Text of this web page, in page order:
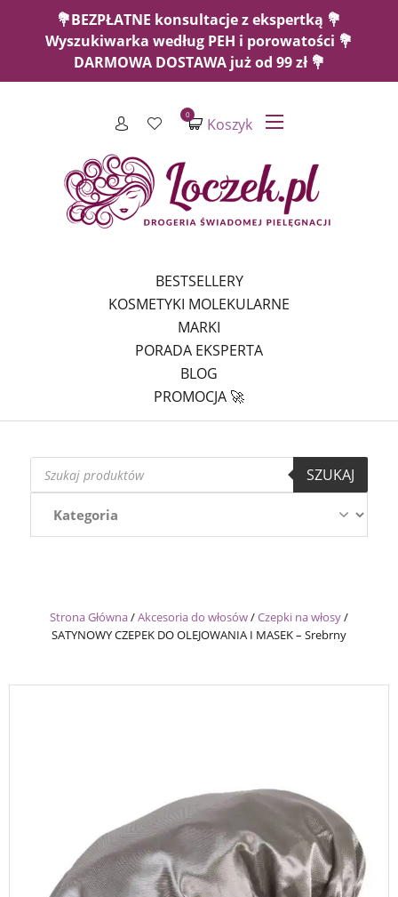
💐BEZPŁATNE konsultacje z ekspertką 💐
Wyszukiwarka według PEH i porowatości 💐
DARMOWA DOSTAWA już od 99 zł 💐
Koszyk
0
BESTSELLERY
KOSMETYKI MOLEKULARNE
MARKI
PORADA EKSPERTA
BLOG
PROMOCJA 🚀
Wyszukiwarka
produktów
SZUKAJ
Strona Główna/Akcesoria do włosów/Czepki na włosy/
SATYNOWY CZEPEK DO OLEJOWANIA I MASEK – Srebrny